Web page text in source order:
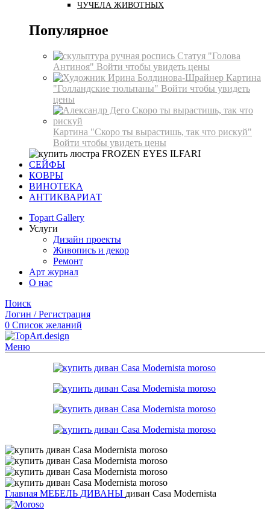
ЧУЧЕЛА ЖИВОТНЫХ
Популярное
Статуя "Голова
Антиноя" Войти чтобы увидеть цены
Картина
"Голландские тюльпаны" Войти чтобы увидеть
цены
Картина "Скоро ты вырастишь, так что рискуй"
Войти чтобы увидеть цены
СЕЙФЫ
КОВРЫ
ВИНОТЕКА
АНТИКВАРИАТ
Topart Gallery
Услуги
Дизайн проекты
Живопись и декор
Ремонт
Арт журнал
О нас
Поиск
Логин / Регистрация
0 Список желаний
Меню
Главная МЕБЕЛЬ ДИВАНЫ диван Casa Modernista